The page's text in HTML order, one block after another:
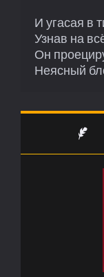
И угасая в
Узнав на
Он
Неясный